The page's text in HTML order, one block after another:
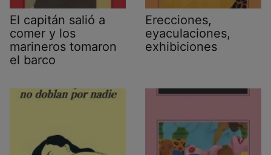
El capitán salió a
comer y los
marineros tomaron
el barco
Erecciones,
eyaculaciones,
exhibiciones